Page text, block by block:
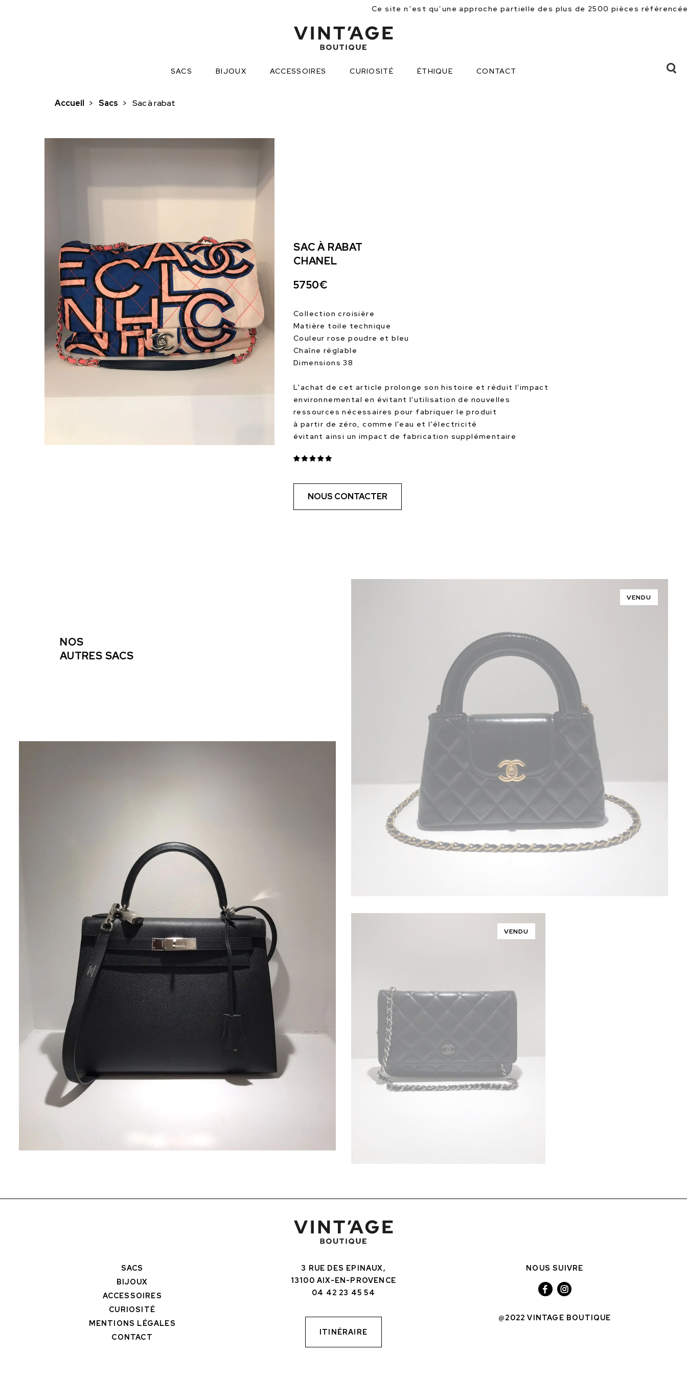
Ce site n’est qu’une approche partielle des plus de 2500 pièces référencées en magasin.
SACS BIJOUX ACCESSOIRES CURIOSITÉ ÉTHIQUE CONTACT
Accueil > Sacs > Sac à rabat
SAC À RABAT
CHANEL
5750€
Collection croisière
Matière toile technique
Couleur rose poudre et bleu
Chaîne réglable
Dimensions 38
L'achat de cet article prolonge son histoire et réduit l'impact
environnemental en évitant l'utilisation de nouvelles
ressources nécessaires pour fabriquer le produit
à partir de zéro, comme l'eau et l'électricité
évitant ainsi un impact de fabrication supplémentaire
NOUS CONTACTER
NOS
AUTRES SACS
VENDU
VENDU
SACS
BIJOUX
ACCESSOIRES
CURIOSITÉ
MENTIONS LÉGALES
CONTACT
3 RUE DES EPINAUX,
13100 AIX-EN-PROVENCE
04 42 23 45 54
ITINÉRAIRE
NOUS SUIVRE
@2022 VINTAGE BOUTIQUE